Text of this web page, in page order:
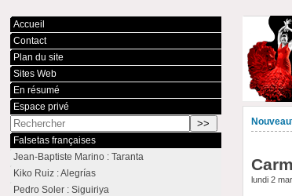
lundi 2
Accueil
Contact
Plan du site
Sites Web
En résumé
Espace privé
Falsetas françaises
Jean-Baptiste Marino : Taranta
Kiko Ruiz : Alegrías
Pedro Soler : Siguiriya